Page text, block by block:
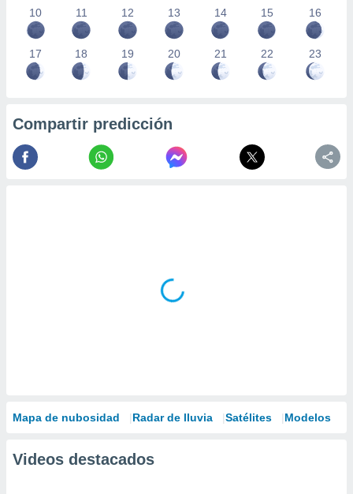
10
11 12 13 14 15 16
17 18 19 20 21 22 23
Compartir predicción
Mapa de nubosidad Radar de lluvia Satélites Modelos
Videos destacados